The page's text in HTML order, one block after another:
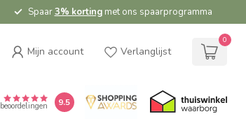
Spaar3% kortingmet ons spaarprogramma
Mijn account Verlanglijst
0
beoordelingen 9.5